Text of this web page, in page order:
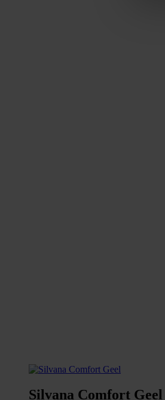
Silvana Comfort Geel